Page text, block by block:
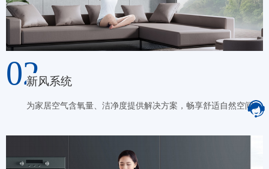
02新风系统
为家居空气含氧量、洁净度提供解决方案，畅享舒适自然空间。